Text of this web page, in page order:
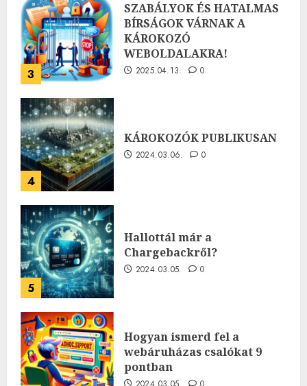
3
SZABÁLYOK ÉS HATALMAS
BÍRSÁGOK VÁRNAK A
KÁROKOZÓ
WEBOLDALAKRA!
2025.04.13. 0
4
KÁROKOZÓK PUBLIKUSAN
2024.03.06. 0
5
Hallottál már a
Chargebackről?
2024.03.05. 0
Hogyan ismerd fel a
webáruházas csalókat 9
pontban